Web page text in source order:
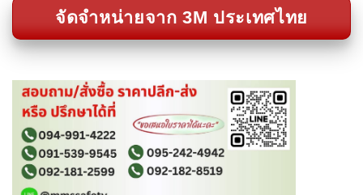
จัดจำหน่ายจาก 3M ประเทศไทย